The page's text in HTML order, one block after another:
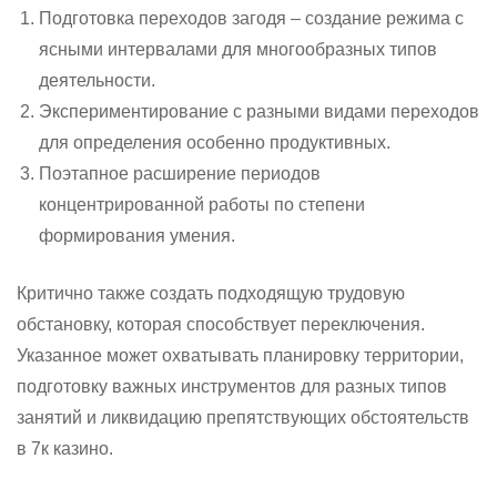
Подготовка переходов загодя – создание режима с
ясными интервалами для многообразных типов
деятельности.
Экспериментирование с разными видами переходов
для определения особенно продуктивных.
Поэтапное расширение периодов
концентрированной работы по степени
формирования умения.
Критично также создать подходящую трудовую
обстановку, которая способствует переключения.
Указанное может охватывать планировку территории,
подготовку важных инструментов для разных типов
занятий и ликвидацию препятствующих обстоятельств
в 7к казино.